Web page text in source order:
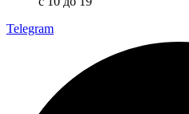
Telegram